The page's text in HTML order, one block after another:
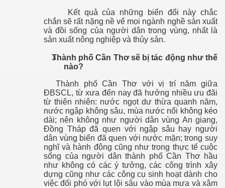
Kết quả của những biến đổi này chắc
chắn sẽ rất nặng nề vế mọi ngành nghề sản xuất
và đồi sống của người dân trong vùng, nhất là
sản xuất nông nghiệp và thủy sản.
Thành phố Cần Thơ sẽ bị tác động như thế
nào?
Thành phố Cần Thơ với vị trí năm giữa
ĐBSCL, từ xưa đến nay đã hưởng nhiều ưu đãi
từ thiên nhiên: nước ngọt dư thừa quanh năm,
nước ngập không sâu, mùa nước nổi không kéo
dài; nên không như người dân vùng An giang,
Đồng Tháp đã quen với ngập sâu hay người
dân vùng biển đã quen với nước mặn; trong suy
nghĩ và hành động cũng như trong thực tế cuộc
sống của người dân thành phố Cần Thơ hầu
như không có các ý tưởng, các công trình xây
dựng cũng như các công cụ sinh hoạt dành cho
việc đối phó với lụt lội sâu vào mùa mưa và xâm